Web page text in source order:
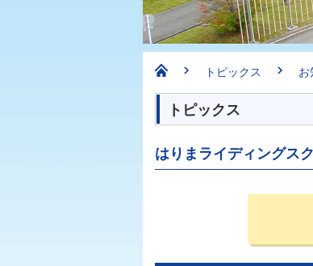
トピックス お
トピックス
はりまライディングス